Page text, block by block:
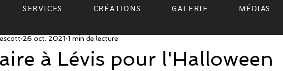
à Lévis pour l'Halloween
26 oct. 2021 1 min de lecture
SERVICES CRÉATIONS GALERIE MÉDIAS